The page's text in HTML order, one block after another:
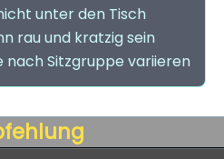
unter den Tisch
rau und kratzig sein
nach Sitzgruppe variieren